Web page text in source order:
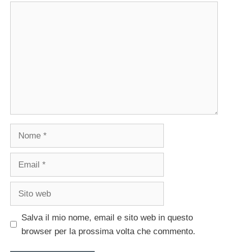
Salva il mio nome, email e sito web in questo
browser per la prossima volta che commento.